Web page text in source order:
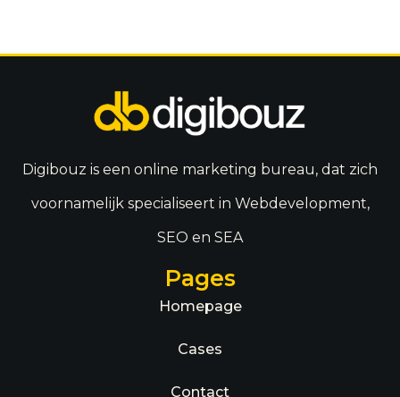
Digibouz is een online marketing bureau, dat zich
voornamelijk specialiseert in Webdevelopment,
SEO en SEA
Pages
Homepage
Cases
Contact